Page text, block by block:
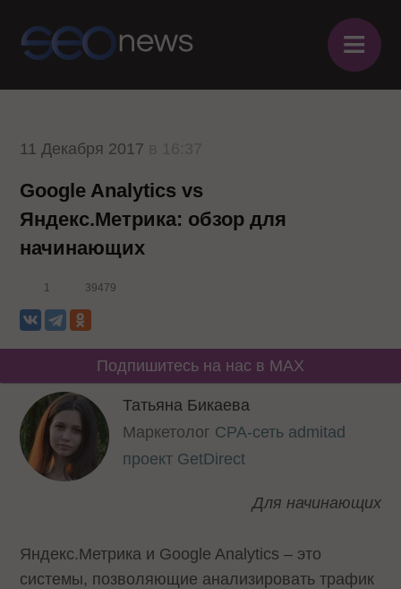
≡
11 Декабря 2017
Google Analytics vs
Яндекс.Метрика: обзор для
начинающих
1 39479
Подпишитесь на нас в MAX
Татьяна Бикаева
Маркетолог CPA-сеть admitad
проект GetDirect
Для начинающих
Яндекс.Метрика и Google Analytics – это
системы, позволяющие анализировать трафик